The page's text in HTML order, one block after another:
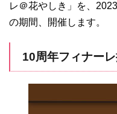
レ＠花やしき」を、
の期間、開催します。
10周年フィナー